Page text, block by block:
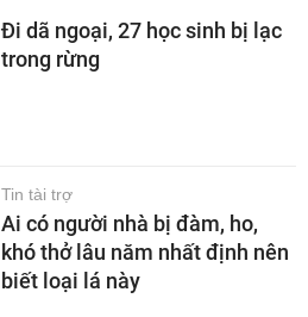
Đi dã ngoại, 27 học sinh bị lạc
trong rừng
Tin tài trợ
Ai có người nhà bị đàm, ho,
khó thở lâu năm nhất định nên
biết loại lá này